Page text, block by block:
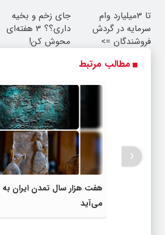
تا 3میلیارد وام
سرمایه در گردش
فروشندگان =>
جای زخم و بخیه
داری؟؟ 3 هفته‌ای
محوش کن!
مطالب مرتبط
هفت هزار سال تمدن ایران
می‌آید
‹